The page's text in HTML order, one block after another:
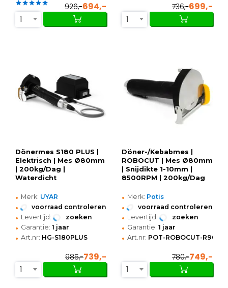
926,-694,-
1
736,-699,-
1
Dönermes S180 PLUS |
Elektrisch | Mes Ø80mm
| 200kg/Dag |
Waterdicht
• Merk: UYAR
• voorraad controleren
• Levertijd: zoeken
• Garantie: 1 jaar
• Art.nr: HG-S180PLUS
985,-739,-
1
Döner-/Kebabmes |
ROBOCUT | Mes Ø80mm
| Snijdikte 1-10mm |
8500RPM | 200kg/Dag
• Merk: Potis
• voorraad controleren
• Levertijd: zoeken
• Garantie: 1 jaar
• Art.nr: POT-ROBOCUT-R9000
780,-749,-
1